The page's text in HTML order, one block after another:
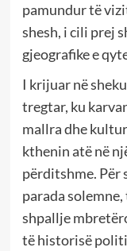
pamundur të
shesh, i cili prej
gjeografike e
I krijuar në
tregtar, ku
mallra dhe
kthenin atë në
përditshme. Për
parada
shpallje
të historisë